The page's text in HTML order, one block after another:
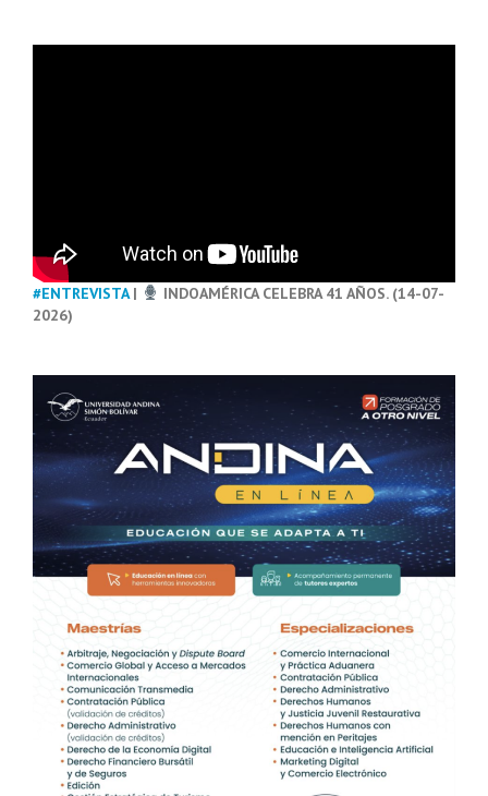
#ENTREVISTA|
INDOAMÉRICA CELEBRA 41 AÑOS. (14-07-
2026)